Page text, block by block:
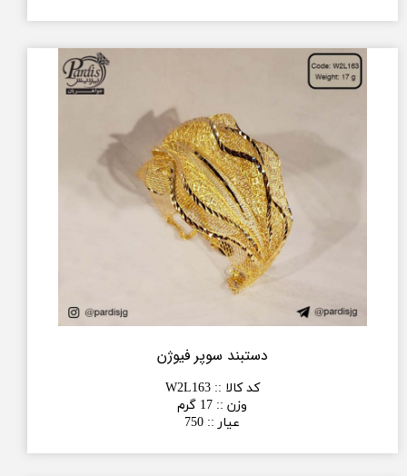
دستبند سوپر فیوژن
کد کالا ::
W2L163
وزن :: 17 گرم
عیار ::
750